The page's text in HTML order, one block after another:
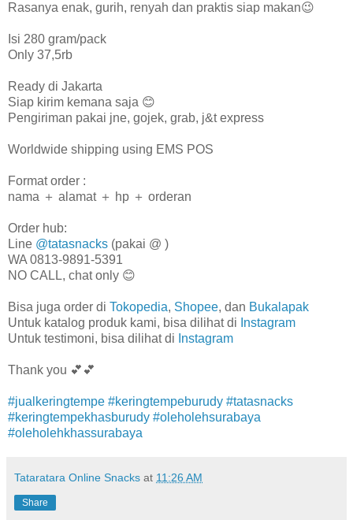
Rasanya enak, gurih, renyah dan praktis siap makan😉
Isi 280 gram/pack
Only 37,5rb
Ready di Jakarta
Siap kirim kemana saja 😊
Pengiriman pakai jne, gojek, grab, j&t express
Worldwide shipping using EMS POS
Format order :
nama ＋ alamat ＋ hp ＋ orderan
Order hub:
Line @tatasnacks (pakai @ )
WA 0813-9891-5391
NO CALL, chat only 😊
Bisa juga order di Tokopedia, Shopee, dan Bukalapak
Untuk katalog produk kami, bisa dilihat di Instagram
Untuk testimoni, bisa dilihat di Instagram
Thank you 💕💕
#jualkeringtempe #keringtempeburudy #tatasnacks
#keringtempekhasburudy #oleholehsurabaya
#oleholehkhassurabaya
Tataratara Online Snacks at 11:26 AM
Share